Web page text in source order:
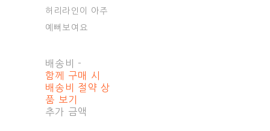
허리라인이 아주
예뻐보여요
배송비 -
함께 구매 시
배송비 절약 상
품 보기
추가 금액